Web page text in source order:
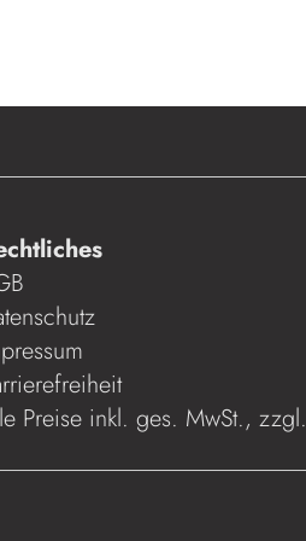
Preise inkl. ges. MwSt., zzgl.